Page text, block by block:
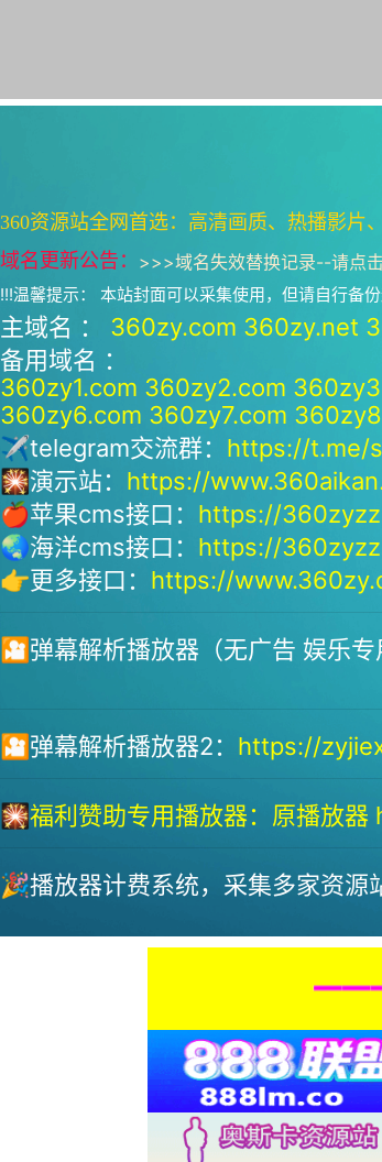
360资源站全网首选：高清画质、热播影片
域名更新公告： >>>域名失效替换记录--请点
!!!温馨提示： 本站封面可以采集使用，但请自行备
主域名 ： 360zy.com 360zy.net
备用域名 ：
360zy1.com 360zy2.com
360zy6.com 360zy7.com
✈telegram交流群： https://t.me/
🎇演示站： https://
🍎苹果cms接口： https://
🌏海洋cms接口： https://
👉更多接口： https://
🎦弹幕解析播放器（无广告 娱乐专
🎦弹幕解析播放器2： https://
🎇福利赞助专用播放器： 原播放
🎉播放器计费系统，采集多家资